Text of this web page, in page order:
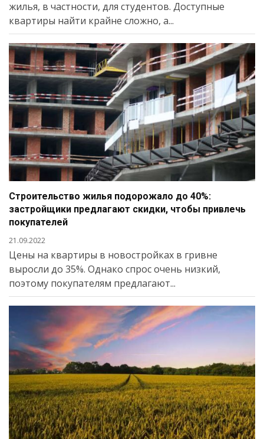
жилья, в частности, для студентов. Доступные
квартиры найти крайне сложно, а...
Строительство жилья подорожало до 40%:
застройщики предлагают скидки, чтобы привлечь
покупателей
21.09.2022
Цены на квартиры в новостройках в гривне
выросли до 35%. Однако спрос очень низкий,
поэтому покупателям предлагают...